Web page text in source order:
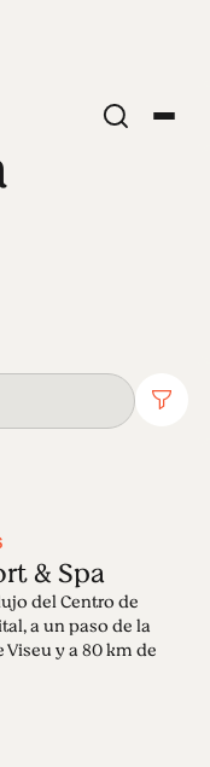
& Spa
del Centro de
a un paso de la
y a 80 km de